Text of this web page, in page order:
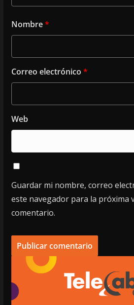
Nombre*
Correo electrónico *
Web
Guardar mi nombre, correo
este navegador para la próxima
comentario.